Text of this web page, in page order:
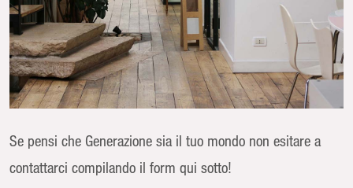
Se pensi che Generazione sia il tuo mondo non esitare a
contattarci compilando il form qui sotto!